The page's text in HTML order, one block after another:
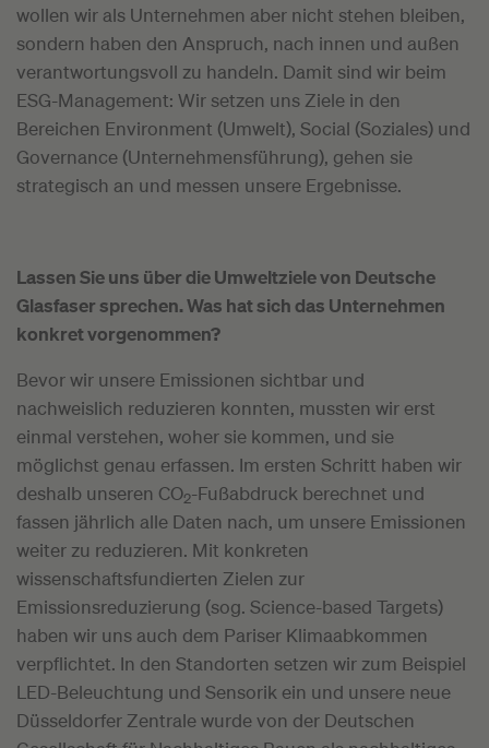
wollen wir als Unternehmen aber nicht stehen bleiben,
sondern haben den Anspruch, nach innen und außen
verantwortungsvoll zu handeln. Damit sind wir beim
ESG-Management: Wir setzen uns Ziele in den
Bereichen Environment (Umwelt), Social (Soziales) und
Governance (Unternehmensführung), gehen sie
strategisch an und messen unsere Ergebnisse.
Lassen Sie uns über die Umweltziele von Deutsche
Glasfaser sprechen. Was hat sich das Unternehmen
konkret vorgenommen?
Bevor wir unsere Emissionen sichtbar und
nachweislich reduzieren konnten, mussten wir erst
einmal verstehen, woher sie kommen, und sie
möglichst genau erfassen. Im ersten Schritt haben wir
deshalb unseren CO2-Fußabdruck berechnet und
fassen jährlich alle Daten nach, um unsere Emissionen
weiter zu reduzieren. Mit konkreten
wissenschaftsfundierten Zielen zur
Emissionsreduzierung (sog. Science-based Targets)
haben wir uns auch dem Pariser Klimaabkommen
verpflichtet. In den Standorten setzen wir zum Beispiel
LED-Beleuchtung und Sensorik ein und unsere neue
Düsseldorfer Zentrale wurde von der Deutschen